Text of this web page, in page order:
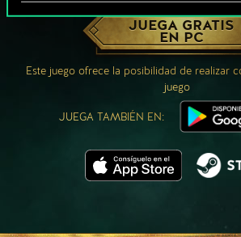
JUEGA GRATIS
EN PC
Este juego ofrece la posibilidad de realizar
juego
JUEGA TAMBIÉN EN: